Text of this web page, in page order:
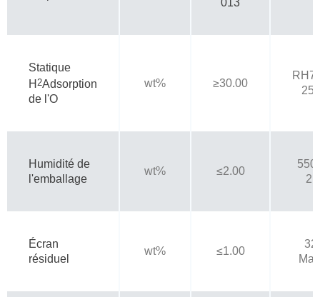
Statique
H 2Adsorption
de l'O
wt% ≥30.00
Humidité de
l'emballage
wt% ≤2.00
Écran
résiduel
wt% ≤1.00